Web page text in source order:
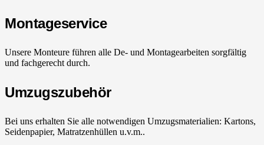
Montageservice
Unsere Monteure führen alle De- und Montagearbeiten sorgfältig
und fachgerecht durch.
Umzugszubehör
Bei uns erhalten Sie alle notwendigen Umzugsmaterialien: Kartons,
Seidenpapier, Matratzenhüllen u.v.m..